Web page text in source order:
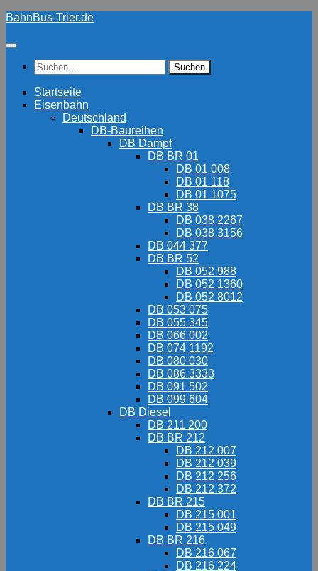
Zum
springen
BahnBus-Trier.de
Suchen
nach:
Startseite
Eisenbahn
Deutschland
DB-Baureihen
DB Dampf
DB BR 01
DB 01 008
DB 01 118
DB 01 1075
DB BR 38
DB 038 2267
DB 038 3156
DB 044 377
DB BR 52
DB 052 988
DB 052 1360
DB 052 8012
DB 053 075
DB 055 345
DB 066 002
DB 074 1192
DB 080 030
DB 086 3333
DB 091 502
DB 099 604
DB Diesel
DB 211 200
DB BR 212
DB 212 007
DB 212 039
DB 212 256
DB 212 372
DB BR 215
DB 215 001
DB 215 049
DB BR 216
DB 216 067
DB 216 224